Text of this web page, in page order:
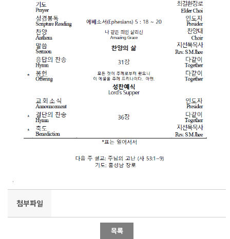
.
첨부파일